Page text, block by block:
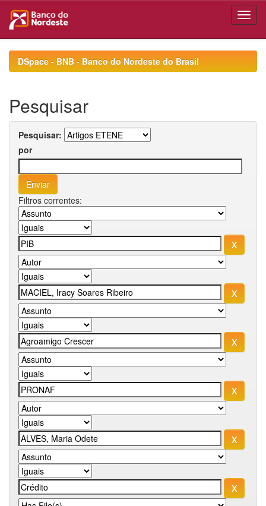
navigationDSpace - BNB - Banco do Nordeste do Brasil
Pesquisar
Pesquisar:
por
Filtros correntes: